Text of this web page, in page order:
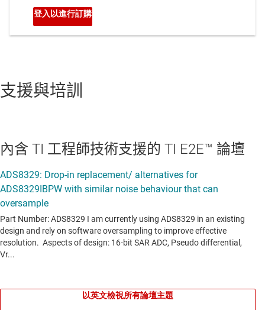
支援與培訓
內含 TI 工程師技術支援的 TI E2E™ 論壇
以英文檢視所有論壇主題